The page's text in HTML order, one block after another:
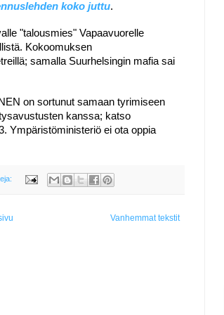
koko juttu.
"talousmies" Vapaavuorelle
Kokoomuksen
samalla Suurhelsingin mafia sai
on sortunut samaan tyrimiseen
kanssa; katso
Ympäristöministeriö ei ota oppia
Vanhemmat tekstit